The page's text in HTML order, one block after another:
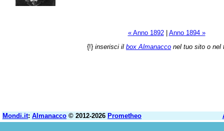
« Anno 1892| Anno 1894 »
{!} inserisci il box Almanacco nel tuo sito o nel
Mondi.it: Almanacco © 2012-2026 Prometheo